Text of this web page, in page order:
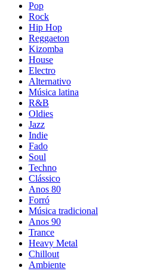
Pop
Rock
Hip Hop
Reggaeton
Kizomba
House
Electro
Alternativo
Música latina
R&B
Oldies
Jazz
Indie
Fado
Soul
Techno
Clássico
Anos 80
Forró
Música tradicional
Anos 90
Trance
Heavy Metal
Chillout
Ambiente